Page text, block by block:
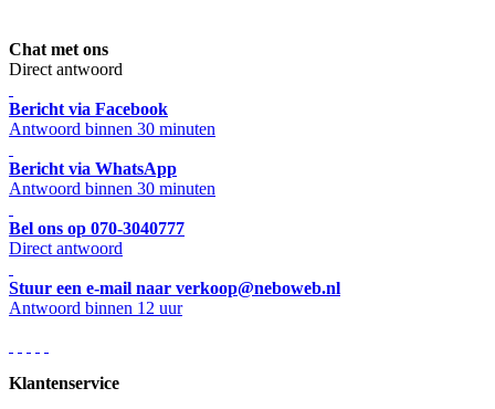
Chat met ons
Direct antwoord
Bericht via Facebook
Antwoord binnen 30 minuten
Bericht via WhatsApp
Antwoord binnen 30 minuten
Bel ons op 070-3040777
Direct antwoord
Stuur een e-mail naar verkoop@neboweb.nl
Antwoord binnen 12 uur
Klantenservice